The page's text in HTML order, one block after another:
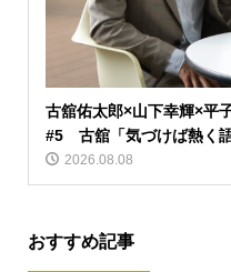
古舘佑太郎×山下幸輝×平
#5 古舘「気づけば熱く語
2026.08.08
おすすめ記事